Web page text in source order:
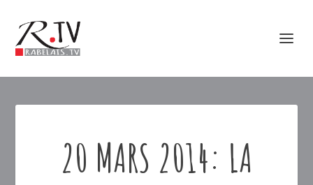
20 MARS 2014: LA